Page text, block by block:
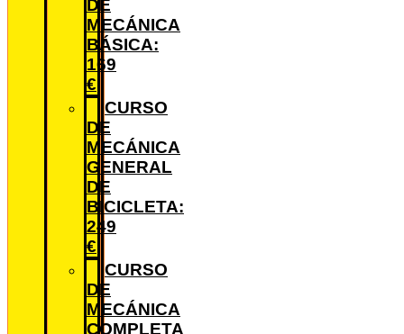
DE
MECÁNICA
BÁSICA:
169
€
CURSO
DE
MECÁNICA
GENERAL
DE
BICICLETA:
249
€
CURSO
DE
MECÁNICA
COMPLETA